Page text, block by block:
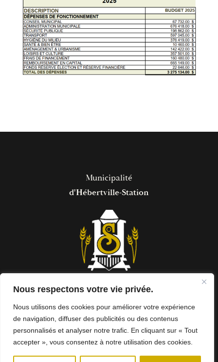
Nous respectons votre vie privée.
Nous utilisons des cookies pour améliorer votre expérience
de navigation, diffuser des publicités ou des contenus
personnalisés et analyser notre trafic. En cliquant sur « Tout
accepter », vous consentez à notre utilisation des cookies.
Municipalité
d'Hébertville-Station
Hôtel de ville
5, rue Notre-Dame
Hébertville-Station